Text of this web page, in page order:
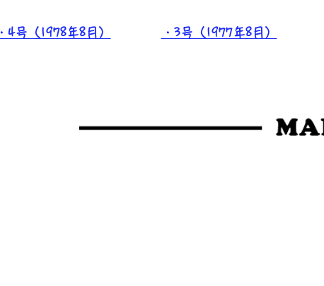
・4号（1978年8月） ・3号（1977年8月）